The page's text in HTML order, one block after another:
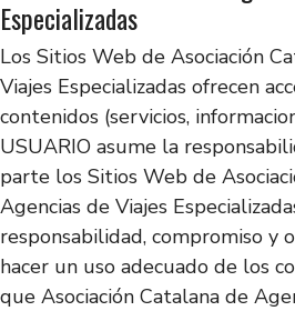
Especializadas
Los Sitios Web de Asociación
Viajes Especializadas ofrecen
contenidos (servicios,
USUARIO asume la
parte los Sitios Web de
Agencias de Viajes
responsabilidad, compromiso y
hacer un uso adecuado de los
que Asociación Catalana de